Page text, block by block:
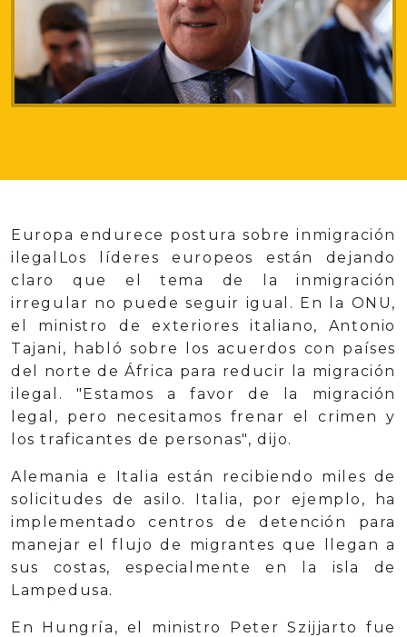
Europa endurece postura sobre inmigración
ilegalLos líderes europeos están dejando
claro que el tema de la inmigración
irregular no puede seguir igual. En la ONU,
el ministro de exteriores italiano, Antonio
Tajani, habló sobre los acuerdos con países
del norte de África para reducir la migración
ilegal. "Estamos a favor de la migración
legal, pero necesitamos frenar el crimen y
los traficantes de personas", dijo.
Alemania e Italia están recibiendo miles de
solicitudes de asilo. Italia, por ejemplo, ha
implementado centros de detención para
manejar el flujo de migrantes que llegan a
sus costas, especialmente en la isla de
Lampedusa.
En Hungría, el ministro Peter Szijjarto fue